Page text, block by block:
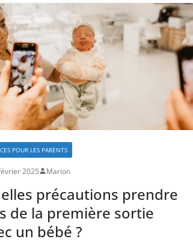
POUR LES PARENTS
2025 Marion
précautions prendre
de la première sortie
un bébé ?